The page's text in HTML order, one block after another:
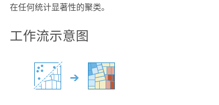
在任何统计显著性的聚类。
工作流示意图